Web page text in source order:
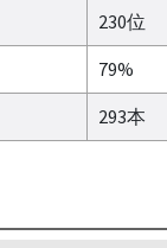
230位
79%
293本